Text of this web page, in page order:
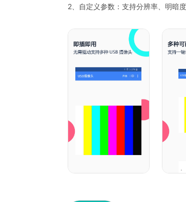
2、自定义参数：支持分辨率、明暗
4、文件仓库：录制以及拍照的文件
支持海康4117红外摄像头、
usb摄像头、可视挖耳勺、内窥镜、